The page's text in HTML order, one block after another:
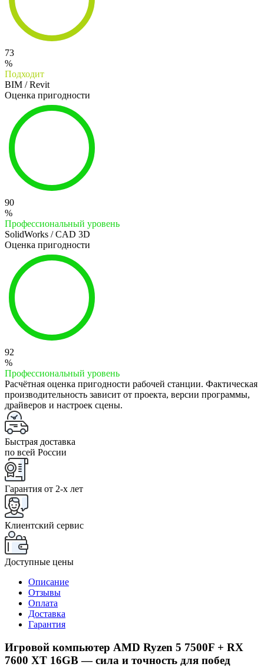
73
%
Подходит
BIM / Revit
Оценка пригодности
90
%
Профессиональный уровень
SolidWorks / CAD 3D
Оценка пригодности
92
%
Профессиональный уровень
Расчётная оценка пригодности рабочей станции. Фактическая
производительность зависит от проекта, версии программы,
драйверов и настроек сцены.
Быстрая доставка
по всей России
Гарантия от 2-x лет
Клиентский сервис
Доступные цены
Описание
Отзывы
Оплата
Доставка
Гарантия
Игровой компьютер AMD Ryzen 5 7500F + RX
7600 XT 16GB — сила и точность для побед